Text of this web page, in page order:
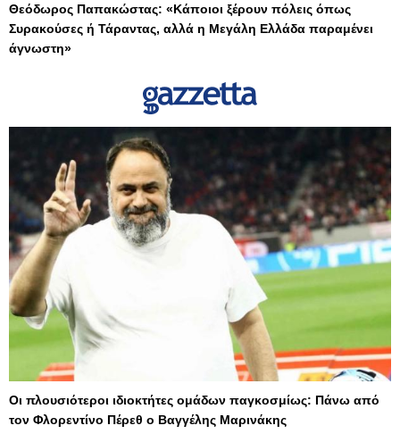
Θεόδωρος Παπακώστας: «Κάποιοι ξέρουν πόλεις όπως
Συρακούσες ή Τάραντας, αλλά η Μεγάλη Ελλάδα παραμένει
άγνωστη»
Οι πλουσιότεροι ιδιοκτήτες ομάδων παγκοσμίως: Πάνω από
τον Φλορεντίνο Πέρεθ ο Βαγγέλης Μαρινάκης